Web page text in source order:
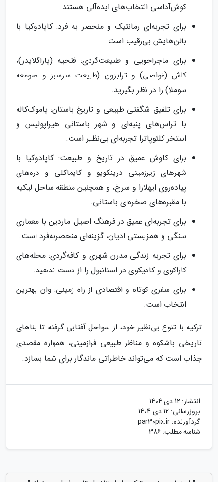
کوش‌آداسی انتخاب‌های ایده‌آلی هستند.
برای تجربه‌ای رمانتیک و منحصر به فرد: کاپادوکیا با
بالن‌هایش بی‌رقیب است.
برای ماجراجویی و طبیعت‌گردی: فتحیه (پاراگلایدر)،
کاش (غواصی) و ترابزون (طبیعت سرسبز و صومعه
سوملا) را در نظر بگیرید.
برای تلفیق شگفتی طبیعی و تاریخ باستان: پاموک‌کاله
با تراس‌های پنبه‌ای و شهر باستانی هیراپولیس و
استخر کلئوپاترا تجربه‌ای بی‌نظیر است.
برای کاوش عمیق در تاریخ و طبیعت: کاپادوکیا با
شهرهای زیرزمینی درینکویو و کایماکلی و دره‌های
پیاده‌روی ایهلارا و سرخ، و همچنین منطقه ساحل لیکیه
با مقبره‌های صخره‌ای باستانی.
برای تجربه‌ای عمیق در فرهنگ اصیل: ماردین با معماری
سنگی و همزیستی ادیان، گزینه‌ای منحصربه‌فرد است.
برای تجربه زندگی مدرن شهری و کافه‌گردی: محله‌های
کاراکوی و کادیکوی در استانبول را از دست ندهید.
برای سفری کوتاه و اقتصادی از راه زمینی: وان بهترین
انتخاب است.
ترکیه با تنوع بی‌نظیر خود، از سواحل آفتابی گرفته تا بناهای
تاریخی باشکوه و مناظر طبیعی فرازمینی، همواره مقصدی
جذاب است که می‌تواند خاطراتی ماندگار برای شما بسازد.
انتشار: 12 دی 1404
بروزرسانی: 12 دی 1404
گردآورنده: par30pix.ir
شناسه مطلب: 386